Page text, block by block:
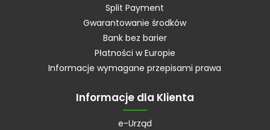
Split Payment
Gwarantowanie środków
Bank bez barier
Płatności w Europie
Informacje wymagane przepisami prawa
Informacje dla Klienta
e-Urząd